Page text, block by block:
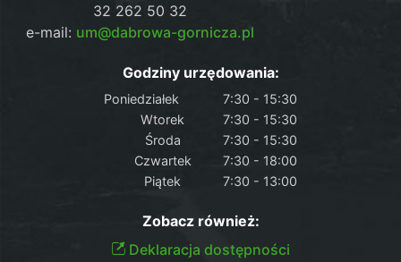
32 262 50 32
e-mail: um@dabrowa-gornicza.pl
Godziny urzędowania:
Poniedziałek
7:30 - 15:30
Wtorek
7:30 - 15:30
Środa
7:30 - 15:30
Czwartek
7:30 - 18:00
Piątek
7:30 - 13:00
Zobacz również:
Deklaracja dostępności